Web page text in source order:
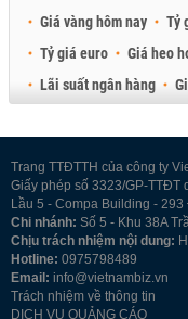
Giá vàng hôm nay Tỷ
Tỷ giá euro
Giá heo
Lãi suất ngân hàng
Trang TTĐTTH của công ty
Giấy phép số 3323/GP-TTĐT
Lầu 5 - Compa Building -
Chi nhánh: Số 5 - Khu 38A
Chịu trách nhiệm nội dung:
Hotline: 0975798489
Email: info@vietnambiz.vn
Trách nhiệm về thông tin
DỊCH VỤ QUẢNG CÁO